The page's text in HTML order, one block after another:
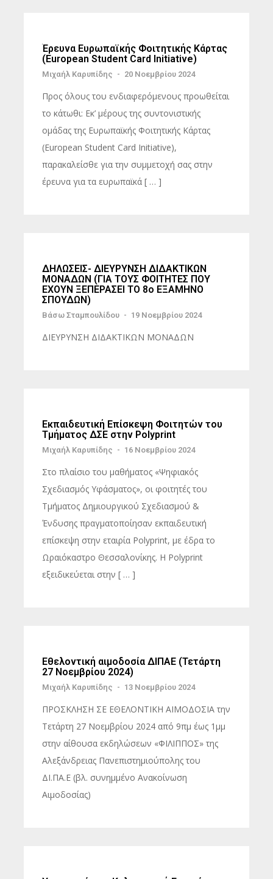
Έρευνα Ευρωπαϊκής Φοιτητικής Κάρτας
(European Student Card Initiative)
Μιχαήλ Καρυπίδης - 20 Νοεμβρίου 2024
Προς όλους του ενδιαφερόμενους προωθείται
το κάτωθι: Εκ’ μέρους της συντονιστικής
ομάδας της Ευρωπαϊκής Φοιτητικής Κάρτας
(European Student Card Initiative),
παρακαλείσθε για την συμμετοχή σας στην
έρευνα για τα ευρωπαϊκά [ … ]
ΔΗΛΩΣΕΙΣ- ΔΙΕΥΡΥΝΣΗ ΔΙΔΑΚΤΙΚΩΝ
ΜΟΝΑΔΩΝ (ΓΙΑ ΤΟΥΣ ΦΟΙΤΗΤΕΣ ΠΟΥ
ΕΧΟΥΝ ΞΕΠΕΡΑΣΕΙ ΤΟ 8ο ΕΞΑΜΗΝΟ
ΣΠΟΥΔΩΝ)
Βάσω Σταμπουλίδου - 19 Νοεμβρίου 2024
ΔΙΕΥΡΥΝΣΗ ΔΙΔΑΚΤΙΚΩΝ ΜΟΝΑΔΩΝ
Εκπαιδευτική Επίσκεψη Φοιτητών του
Τμήματος ΔΣΕ στην Polyprint
Μιχαήλ Καρυπίδης - 16 Νοεμβρίου 2024
Στο πλαίσιο του μαθήματος «Ψηφιακός
Σχεδιασμός Υφάσματος», οι φοιτητές του
Τμήματος Δημιουργικού Σχεδιασμού &
Ένδυσης πραγματοποίησαν εκπαιδευτική
επίσκεψη στην εταιρία Polyprint, με έδρα το
Ωραιόκαστρο Θεσσαλονίκης. Η Polyprint
εξειδικεύεται στην [ … ]
Εθελοντική αιμοδοσία ΔΙΠΑΕ (Τετάρτη
27 Νοεμβρίου 2024)
Μιχαήλ Καρυπίδης - 13 Νοεμβρίου 2024
ΠΡΟΣΚΛΗΣΗ ΣΕ ΕΘΕΛΟΝΤΙΚΗ ΑΙΜΟΔΟΣΙΑ την
Τετάρτη 27 Νοεμβρίου 2024 από 9πμ έως 1μμ
στην αίθουσα εκδηλώσεων «ΦΙΛΙΠΠΟΣ» της
Αλεξάνδρειας Πανεπιστημιούπολης του
ΔΙ.ΠΑ.Ε (βλ. συνημμένο Ανακοίνωση
Αιμοδοσίας)